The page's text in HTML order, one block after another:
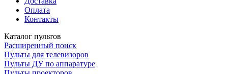
Оплата
Контакты
Каталог пультов
Расширенный поиск
Пульты для телевизоров
Пульты ДУ по аппаратуре